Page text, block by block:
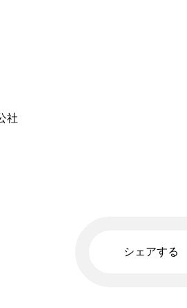
社
シェアする